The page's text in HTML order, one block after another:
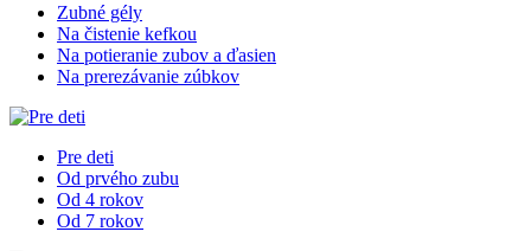
Zubné gély
Na čistenie kefkou
Na potieranie zubov a ďasien
Na prerezávanie zúbkov
Pre deti
Od prvého zubu
Od 4 rokov
Od 7 rokov